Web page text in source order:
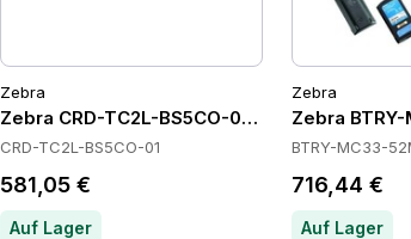
Zebra
Zebra CRD-TC2L-BS5CO-01 Cradles
CRD-TC2L-BS5CO-01
581,05 €
Auf Lager
Zebra
Zebra
BTRY-MC33-
716,44 €
Auf Lager